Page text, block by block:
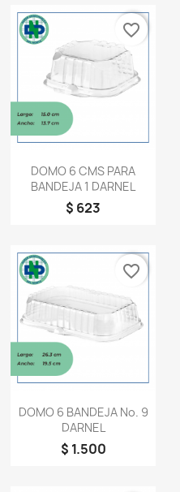
Vista rápida
DOMO 6 CMS PARA
BANDEJA 1 DARNEL
$ 623
favorite_border
Vista rápida
DOMO 6 BANDEJA No. 9
DARNEL
$ 1.500
favorite_border